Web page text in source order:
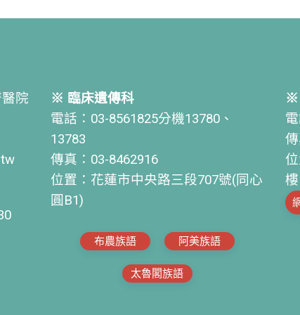
院
※ 臨床遺傳科
電話：03-8561825分機13780、
13783
傳真：03-8462916
位置：花蓮市中央路三段707號(同心
圓B1)
布農族語 阿美族語
太魯閣族語
※